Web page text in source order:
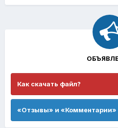
Как скачать файл?
«Отзывы» и «Комментарии»